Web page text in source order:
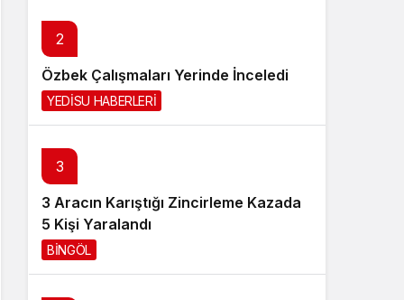
2
Özbek Çalışmaları Yerinde İnceledi
YEDİSU HABERLERİ
3
3 Aracın Karıştığı Zincirleme Kazada
5 Kişi Yaralandı
BİNGÖL